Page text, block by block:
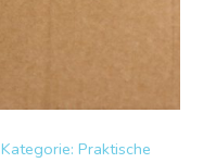
Kategorie: Praktische